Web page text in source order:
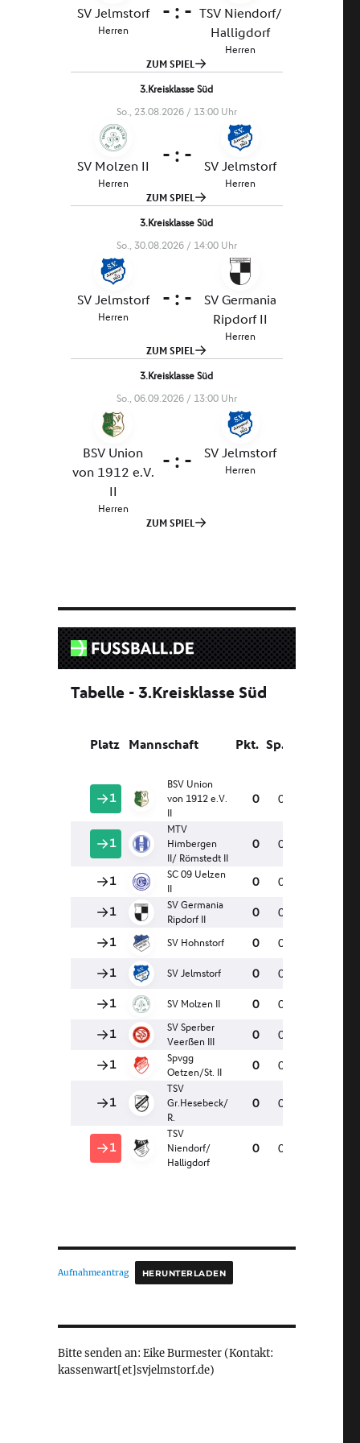
Aufnahmeantrag HERUNTERLADEN
Bitte senden an: Eike Burmester (Kontakt:
kassenwart[et]svjelmstorf.de)